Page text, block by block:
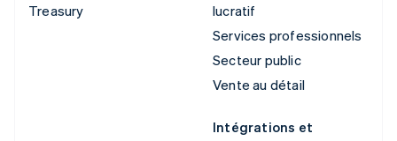
Treasury
lucratif
Services professionnels
Secteur public
Vente au détail
Intégrations et